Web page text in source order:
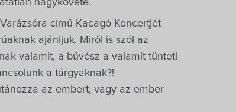
nagykövete.
című Kacagó Koncertjét
ajánljuk. Miről is szól az
valamit, a bűvész a valamit tünteti
a tárgyaknak?!
az embert, vagy az ember